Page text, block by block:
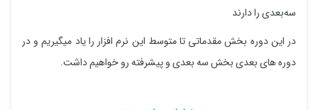
سه‌بعدی را دارند
در این دوره بخش مقدماتی تا متوسط این نرم افزار را یاد میگیریم و در
دوره های بعدی بخش سه بعدی و پیشرفته رو خواهیم داشت.